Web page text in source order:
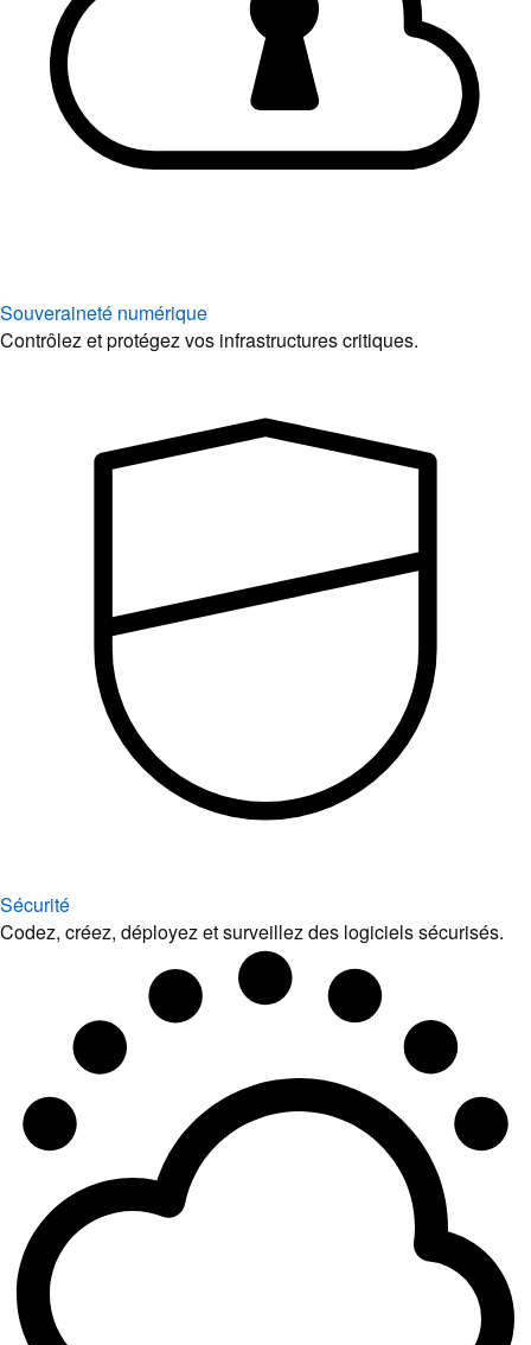
Souveraineté numérique
Contrôlez et protégez vos infrastructures critiques.
Sécurité
Codez, créez, déployez et surveillez des logiciels sécurisés.